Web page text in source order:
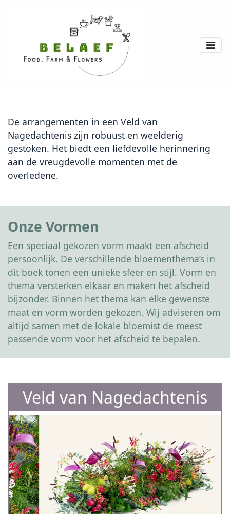
De arrangementen in een Veld van
Nagedachtenis zijn robuust en weelderig
gestoken. Het biedt een liefdevolle herinnering
aan de vreugdevolle momenten met de
overledene.
Onze Vormen
Een speciaal gekozen vorm maakt een afscheid
persoonlijk. De verschillende bloementhema’s in
dit boek tonen een unieke sfeer en stijl. Vorm en
thema versterken elkaar en maken het afscheid
bijzonder. Binnen het thema kan elke gewenste
maat en vorm worden gekozen. Wij adviseren om
altijd samen met de lokale bloemist de meest
passende vorm voor het afscheid te bepalen.
Veld van Nagedachtenis